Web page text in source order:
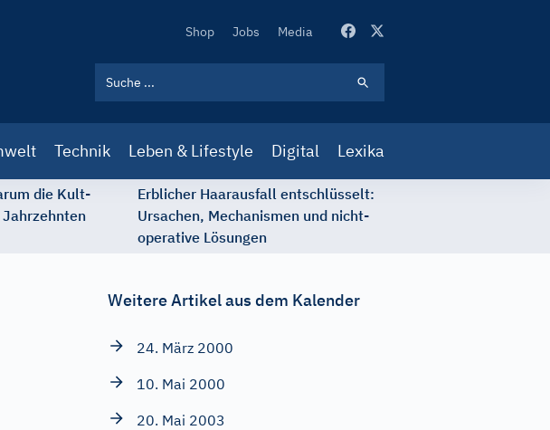
Secondary
Shop Jobs Media
Technik Leben & Lifestyle Digital Lexika
die Kult-
Erblicher Haarausfall entschlüsselt:
Ursachen, Mechanismen und nicht-
operative Lösungen
Weitere Artikel aus dem Kalender
24. März 2000
10. Mai 2000
20. Mai 2003